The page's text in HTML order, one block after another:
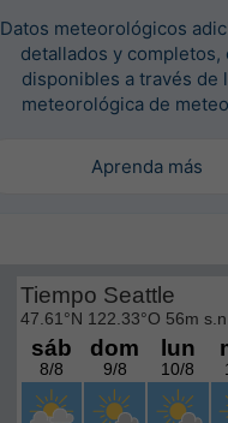
Datos meteorológicos
detallados y completos,
disponibles a través de
meteorológica de
Aprenda más